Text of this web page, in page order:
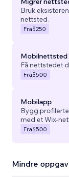
Bruk
nettsted.
Fra$250
Mobilnettsted
Få nettstedet
Fra$500
Mobilapp
Bygg
med et Wix-
Fra$500
Mindre